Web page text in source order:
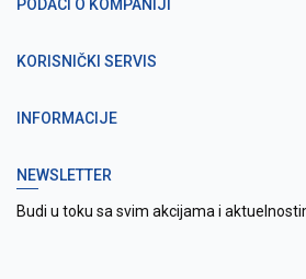
PODACI O KOMPANIJI
KORISNIČKI SERVIS
INFORMACIJE
NEWSLETTER
Budi u toku sa svim akcijama i